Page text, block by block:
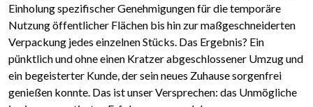
Einholung spezifischer Genehmigungen für die temporäre
Nutzung öffentlicher Flächen bis hin zur maßgeschneiderten
Verpackung jedes einzelnen Stücks. Das Ergebnis? Ein
pünktlich und ohne einen Kratzer abgeschlossener Umzug und
ein begeisterter Kunde, der sein neues Zuhause sorgenfrei
genießen konnte. Das ist unser Versprechen: das Unmögliche